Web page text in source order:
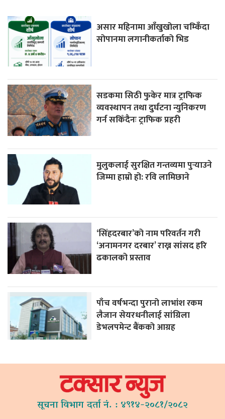
असार महिनामा आँखुखोला चम्किँदा
सोपानमा लगानीकर्ताको भिड
सडकमा सिठी फुकेर मात्र ट्राफिक
व्यवस्थापन तथा दुर्घटना न्युनिकरण
गर्न सकिँदैनः ट्राफिक प्रहरी
मुलुकलाई सुरक्षित गन्तव्यमा पुर्‍याउने
जिम्मा हाम्रो हो: रवि लामिछाने
‘सिंहदरबार’को नाम परिवर्तन गरी
‘अनामनगर दरबार’ राख्न सांसद हरि
ढकालको प्रस्ताव
पाँच वर्षभन्दा पुरानो लाभांश रकम
लैजान सेयरधनीलाई सांग्रिला
डेभलपमेन्ट बैंकको आग्रह
सूचना विभाग दर्ता नं. : ४९१४-२०८१/२०८२